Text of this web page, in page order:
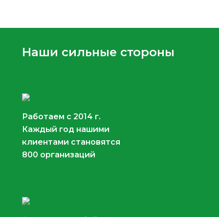
Наши сильные стороны
Работаем с 2014 г.
Каждый год нашими
клиентами становятся
800 организаций